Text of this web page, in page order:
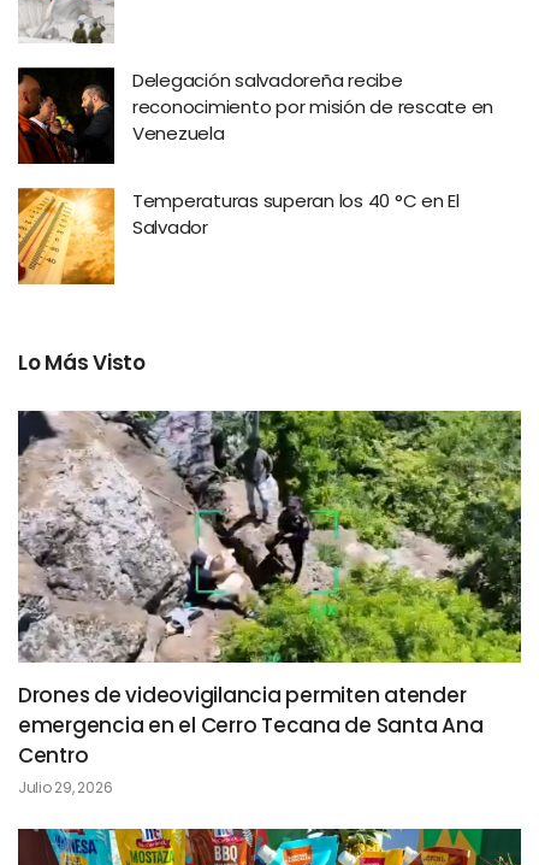
Delegación salvadoreña recibe
reconocimiento por misión de rescate en
Venezuela
Temperaturas superan los 40 °C en El
Salvador
Lo Más Visto
Drones de videovigilancia permiten atender
emergencia en el Cerro Tecana de Santa Ana
Centro
Julio 29, 2026